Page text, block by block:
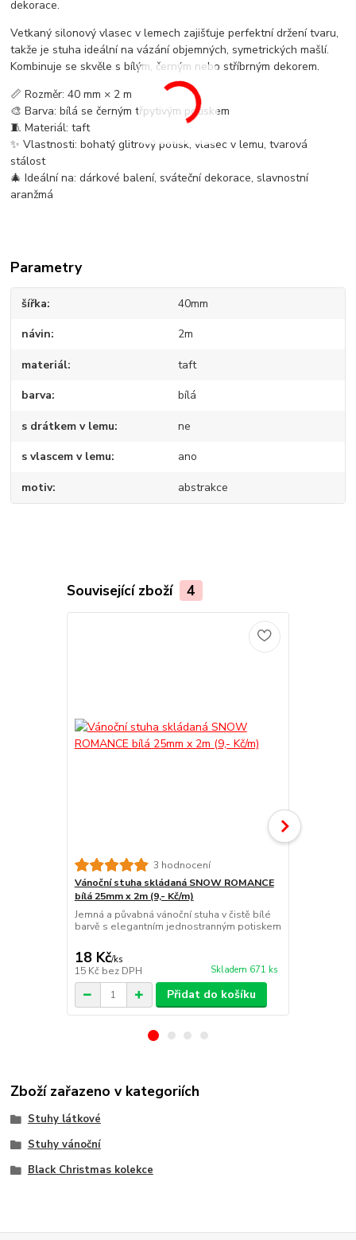
dekorace.
Vetkaný silonový vlasec v lemech zajišťuje perfektní držení tvaru,
takže je stuha ideální na vázání objemných, symetrických mašlí.
Kombinuje se skvěle s bílým, černým nebo stříbrným dekorem.
📏 Rozměr: 40 mm × 2 m
🎨 Barva: bílá se černým třpytivým potiskem
🧵 Materiál: taft
✨ Vlastnosti: bohatý glitrový potisk, vlasec v lemu, tvarová
stálost
🎄 Ideální na: dárkové balení, sváteční dekorace, slavnostní
aranžmá
Parametry
šířka 40mm
návin 2m
materiál taft
barva bílá
s drátkem v lemu ne
s vlascem v lemu ano
motiv abstrakce
Související zboží 4
3 hodnocení
Vánoční stuha skládaná SNOW ROMANCE
bílá 25mm x 2m (9,- Kč/m)
Jemná a půvabná vánoční stuha v čistě bílé
barvě s elegantním jednostranným potiskem
18 Kč/ks
15 Kč bez DPH Skladem 671 ks
Přidat do košíku
Zboží zařazeno v kategoriích
Stuhy látkové
Stuhy vánoční
Black Christmas kolekce